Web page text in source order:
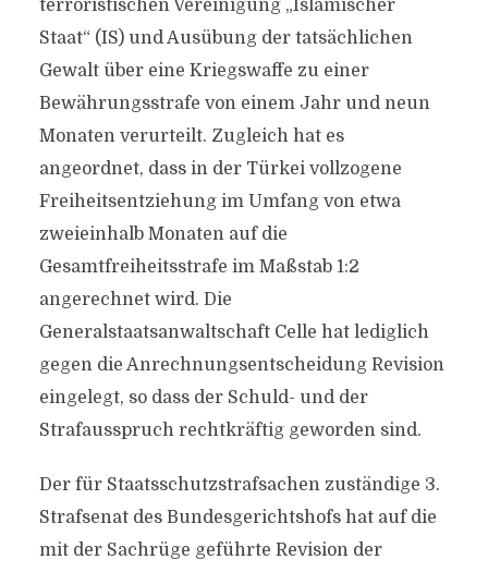
terroristischen Vereinigung „Islamischer
Staat“ (IS) und Ausübung der tatsächlichen
Gewalt über eine Kriegswaffe zu einer
Bewährungsstrafe von einem Jahr und neun
Monaten verurteilt. Zugleich hat es
angeordnet, dass in der Türkei vollzogene
Freiheitsentziehung im Umfang von etwa
zweieinhalb Monaten auf die
Gesamtfreiheitsstrafe im Maßstab 1:2
angerechnet wird. Die
Generalstaatsanwaltschaft Celle hat lediglich
gegen die Anrechnungsentscheidung Revision
eingelegt, so dass der Schuld- und der
Strafausspruch rechtkräftig geworden sind.
Der für Staatsschutzstrafsachen zuständige 3.
Strafsenat des Bundesgerichtshofs hat auf die
mit der Sachrüge geführte Revision der